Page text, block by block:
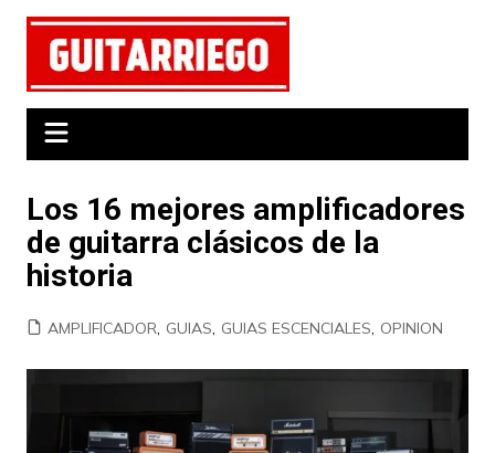
Saltar
contenido
Los 16 mejores amplificadores
de guitarra clásicos de la
historia
AMPLIFICADOR, GUIAS, GUIAS ESCENCIALES, OPINION